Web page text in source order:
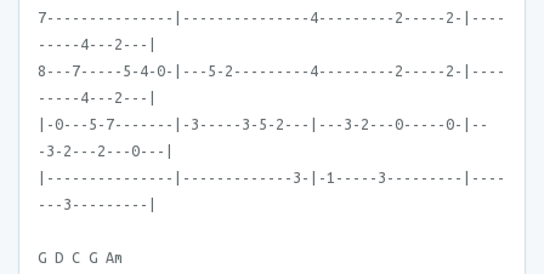
7---------------|---------------4---------2-----2-|----
-----4---2---|
8---7-----5-4-0-|---5-2---------4---------2-----2-|----
-----4---2---|
|-0---5-7-------|-3-----3-5-2---|---3-2---0-----0-|--
-3-2---2---0---|
|---------------|-------------3-|-1-----3---------|----
---3---------|
G D C G Am